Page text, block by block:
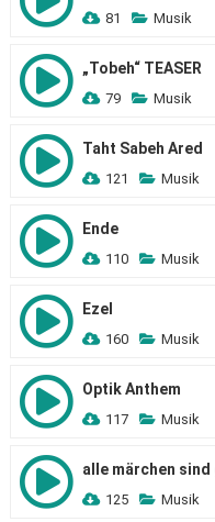
81 Musik
„Tobeh“ TEASER
79 Musik
Taht Sabeh Ared
121 Musik
Ende
110 Musik
Ezel
160 Musik
Optik Anthem
117 Musik
alle märchen sind
125 Musik